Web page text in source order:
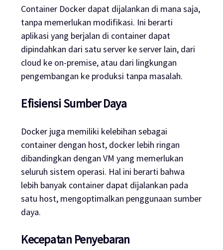
Container Docker dapat dijalankan di mana saja,
tanpa memerlukan modifikasi. Ini berarti
aplikasi yang berjalan di container dapat
dipindahkan dari satu server ke server lain, dari
cloud ke on-premise, atau dari lingkungan
pengembangan ke produksi tanpa masalah.
Efisiensi Sumber Daya
Docker juga memiliki kelebihan sebagai
container dengan host, docker lebih ringan
dibandingkan dengan VM yang memerlukan
seluruh sistem operasi. Hal ini berarti bahwa
lebih banyak container dapat dijalankan pada
satu host, mengoptimalkan penggunaan sumber
daya.
Kecepatan Penyebaran